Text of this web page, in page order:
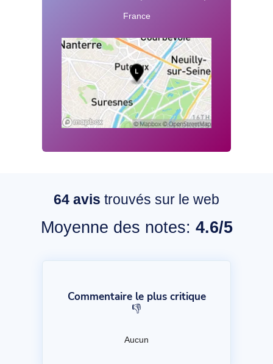
France
64 avis trouvés sur le web
Moyenne des notes: 4.6/5
Commentaire le plus critique
👎
Aucun